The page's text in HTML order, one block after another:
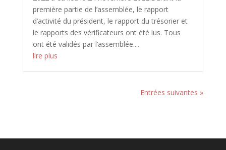
première partie de l’assemblée, le rapport
d’activité du président, le rapport du trésorier et
le rapports des vérificateurs ont été lus. Tous
ont été validés par l’assemblée....
lire plus
Entrées suivantes »